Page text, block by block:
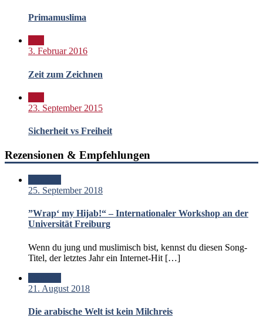
Primamuslima
3. Februar 2016
Zeit zum Zeichnen
23. September 2015
Sicherheit vs Freiheit
Rezensionen & Empfehlungen
25. September 2018
”Wrap‘ my Hijab!“ – Internationaler Workshop an der
Universität Freiburg
Wenn du jung und muslimisch bist, kennst du diesen Song-
Titel, der letztes Jahr ein Internet-Hit […]
21. August 2018
Die arabische Welt ist kein Milchreis